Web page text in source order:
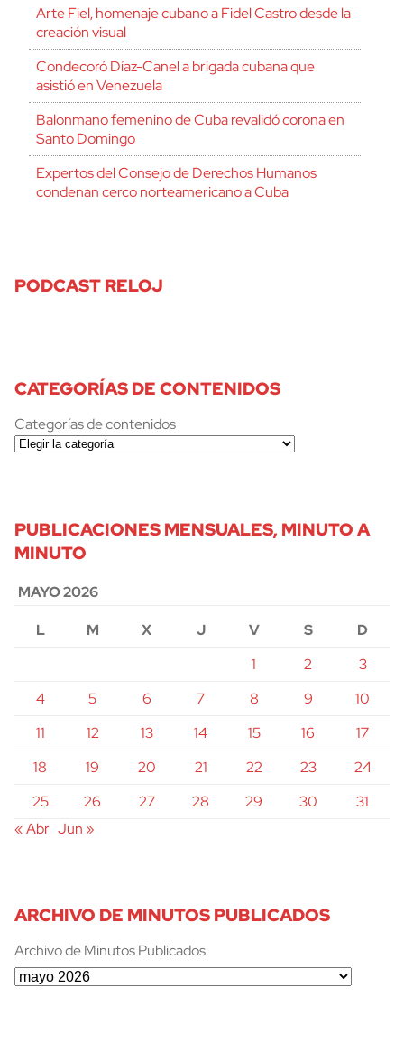
Arte Fiel, homenaje cubano a Fidel Castro desde la
creación visual
Condecoró Díaz-Canel a brigada cubana que
asistió en Venezuela
Balonmano femenino de Cuba revalidó corona en
Santo Domingo
Expertos del Consejo de Derechos Humanos
condenan cerco norteamericano a Cuba
PODCAST RELOJ
CATEGORÍAS DE CONTENIDOS
Categorías de contenidos
PUBLICACIONES MENSUALES, MINUTO A
MINUTO
MAYO 2026
L
M X J V S
D
1
2
3
4
5 6 7 8 9
10
11
12 13 14 15 16
17
18
19 20 21 22 23
24
25
26 27 28 29 30
31
« Abr Jun »
ARCHIVO DE MINUTOS PUBLICADOS
Archivo de Minutos Publicados